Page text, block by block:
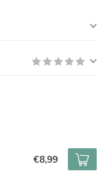
€8,99